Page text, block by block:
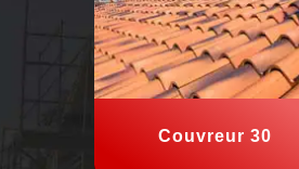
Couvreur 30